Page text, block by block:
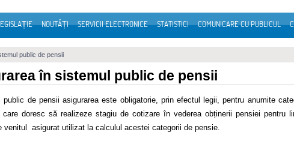
NOUTĂȚI SERVICII ELECTRONICE STATISTICI COMUNICARE CU PUBLICUL
public de pensii
în sistemul public de pensii
public de pensii asigurarea este obligatorie, prin efectul legii, pentru anumite
care doresc să realizeze stagiu de cotizare în vederea obținerii pensiei pentru
venitul asigurat utilizat la calculul acestei categorii de pensie.